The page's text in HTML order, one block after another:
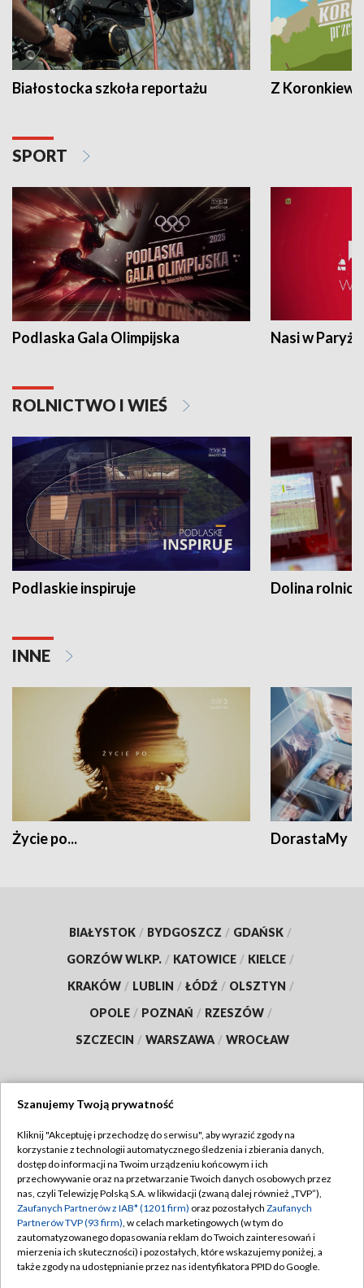
Białostocka szkoła reportażu Z
SPORT
Podlaska Gala Olimpijska Nasi w Paryżu
ROLNICTWO I WIEŚ
Podlaskie inspiruje Dolina
INNE
Życie po... DorastaMy
BIAŁYSTOK / BYDGOSZCZ / GDAŃSK /
GORZÓW WLKP. / KATOWICE / KIELCE /
KRAKÓW / LUBLIN / ŁÓDŹ / OLSZTYN /
OPOLE / POZNAŃ / RZESZÓW /
SZCZECIN / WARSZAWA / WROCŁAW
TVP
Abonament TVP
Emisja w TVP
Centrum informacji TVP
Naziemna Telewizja Cyfrowa
Regulamin TVP
Polityka prywatności
Moje zgody
Pomoc
Szanujemy Twoją prywatność
Kliknij "Akceptuję i przechodzę do serwisu", aby wyrazić zgody na
korzystanie z technologii automatycznego śledzenia i zbierania danych,
dostęp do informacji na Twoim urządzeniu końcowym i ich
przechowywanie oraz na przetwarzanie Twoich danych osobowych przez
nas, czyli Telewizję Polską S.A. w likwidacji (zwaną dalej również „TVP”),
Zaufanych Partnerów z IAB* (1201 firm) oraz pozostałych Zaufanych
Partnerów TVP (93 firm), w celach marketingowych (w tym do
zautomatyzowanego dopasowania reklam do Twoich zainteresowań i
mierzenia ich skuteczności) i pozostałych, które wskazujemy poniżej, a
także zgody na udostępnianie przez nas identyfikatora PPID do Google.